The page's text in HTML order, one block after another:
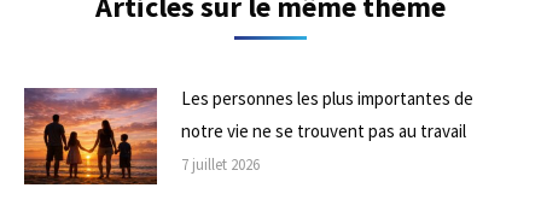
Les personnes les plus importantes de
notre vie ne se trouvent pas au travail
7 juillet 2026